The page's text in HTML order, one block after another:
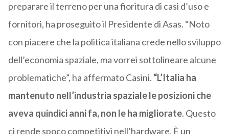
preparare il terreno per una fioritura di casi d’uso e
fornitori, ha proseguito il Presidente di Asas. “Noto
con piacere che la politica italiana crede nello sviluppo
dell’economia spaziale, ma vorrei sottolineare alcune
problematiche”, ha affermato Casini. “L’Italia ha
mantenuto nell’industria spaziale le posizioni che
aveva quindici anni fa, non le ha migliorate. Questo
ci rende spoco competitivi nell’hardware. È un